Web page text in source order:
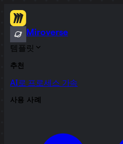
Miroverse
템플릿
추천
AI로 프로세스 가속
사용 사례